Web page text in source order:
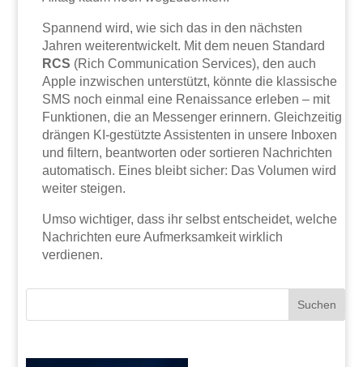
Spannend wird, wie sich das in den nächsten
Jahren weiterentwickelt. Mit dem neuen Standard
RCS (Rich Communication Services), den auch
Apple inzwischen unterstützt, könnte die klassische
SMS noch einmal eine Renaissance erleben – mit
Funktionen, die an Messenger erinnern. Gleichzeitig
drängen KI-gestützte Assistenten in unsere Inboxen
und filtern, beantworten oder sortieren Nachrichten
automatisch. Eines bleibt sicher: Das Volumen wird
weiter steigen.
Umso wichtiger, dass ihr selbst entscheidet, welche
Nachrichten eure Aufmerksamkeit wirklich
verdienen.